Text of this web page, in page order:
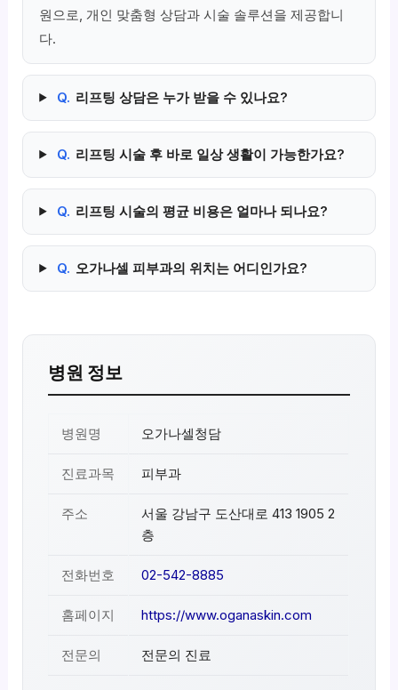
원으로, 개인 맞춤형 상담과 시술 솔루션을 제공합니
다.
Q. 리프팅 상담은 누가 받을 수 있나요?
Q. 리프팅 시술 후 바로 일상 생활이 가능한가요?
Q. 리프팅 시술의 평균 비용은 얼마나 되나요?
Q. 오가나셀 피부과의 위치는 어디인가요?
병원 정보
병원명 오가나셀청담
진료과목 피부과
주소
서울 강남구 도산대로 413 1905 2
층
전화번호 02-542-8885
홈페이지 https://www.oganaskin.com
전문의 전문의 진료